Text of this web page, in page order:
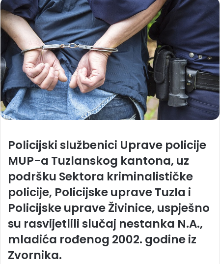
Policijski službenici Uprave policije
MUP-a Tuzlanskog kantona, uz
podršku Sektora kriminalističke
policije, Policijske uprave Tuzla i
Policijske uprave Živinice, uspješno
su rasvijetlili slučaj nestanka N.A.,
mladića rođenog 2002. godine iz
Zvornika.